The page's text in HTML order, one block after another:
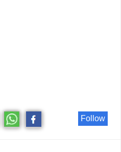
Follow